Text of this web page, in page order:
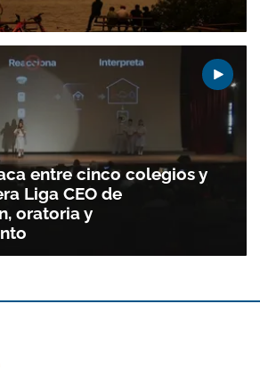
entre cinco colegios y
Liga CEO de
oratoria y